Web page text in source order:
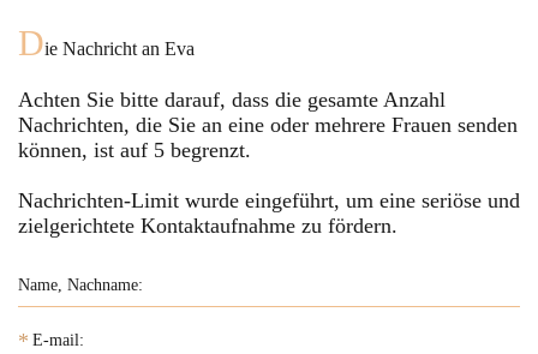
Die Nachricht an Eva
Achten Sie bitte darauf, dass die gesamte Anzahl
Nachrichten, die Sie an eine oder mehrere Frauen senden
können, ist auf 5 begrenzt.
Nachrichten-Limit wurde eingeführt, um eine seriöse und
zielgerichtete Kontaktaufnahme zu fördern.
*